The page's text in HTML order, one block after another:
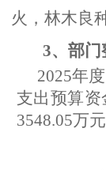
火，林木良
3、部门
2025年
支出预算资
3548.05万